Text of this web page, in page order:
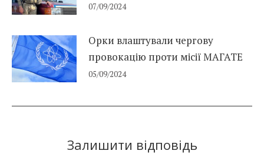
07/09/2024
Орки влаштували чергову
провокацію проти місії МАГАТЕ
05/09/2024
Залишити відповідь